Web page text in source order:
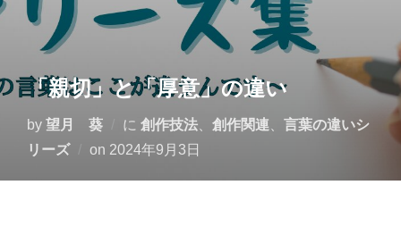
キ
「親切」と「厚意」の違い
by 望月 葵 に 創作技法 創作関連
言葉の違いシ
リーズ
on 投
2024年9月3日